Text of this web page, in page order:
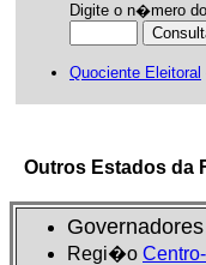
Digite o n�mero
Quociente Eleitoral
Outros Estados
Regi�o